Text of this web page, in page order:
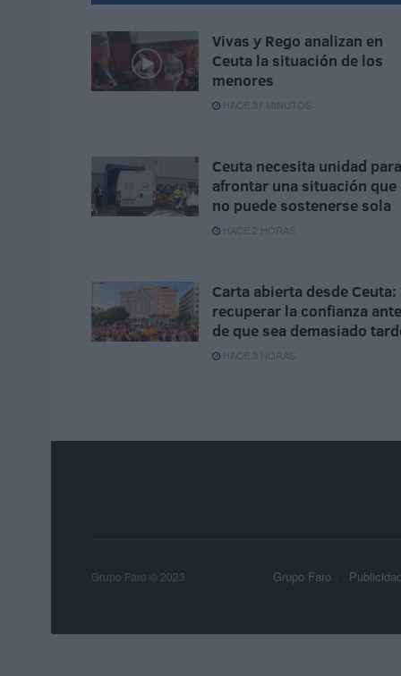
Vivas y Rego analizan en
Ceuta la situación de los
menores
HACE 31 MINUTOS
Ceuta necesita unidad para
afrontar una situación que
no puede sostenerse sola
HACE 2 HORAS
Carta abierta desde Ceuta:
recuperar la confianza
de que sea demasiado
HACE 3 HORAS
Grupo Faro Publicidad
Grupo Faro © 2023